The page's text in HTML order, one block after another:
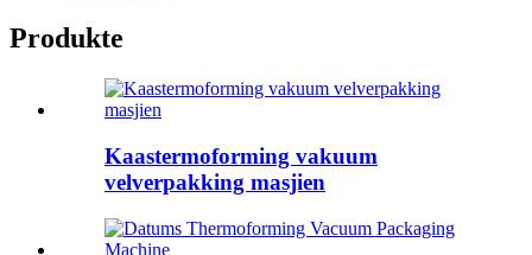
Produkte
Kaastermoforming vakuum
velverpakking masjien